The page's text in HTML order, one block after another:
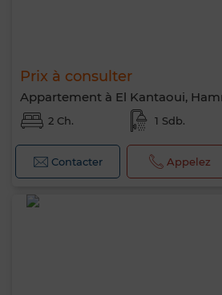
Prix à consulter
Appartement à El Kantaoui,
2 Ch. 1 Sdb.
Contacter Appelez